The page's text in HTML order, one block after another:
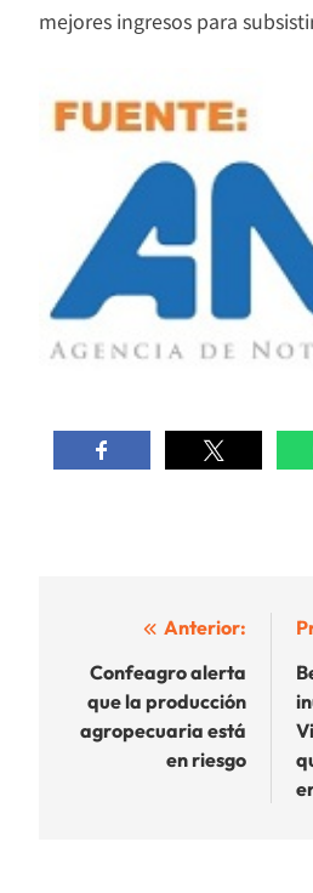
mejores ingresos para
Navegación
de
entradas
Anterior:
Confeagro alerta
que la producción
agropecuaria está
en riesgo